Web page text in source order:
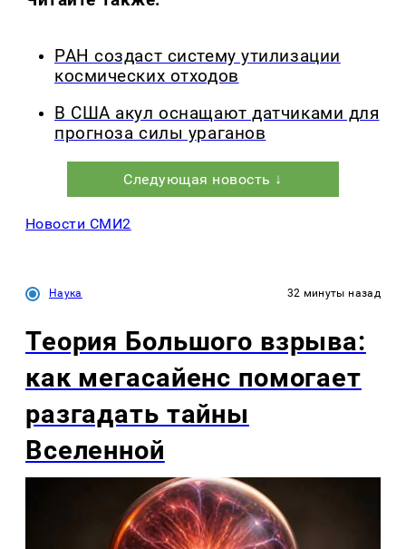
РАН создаст систему утилизации
космических отходов
В США акул оснащают датчиками для
прогноза силы ураганов
Следующая новость ↓
Новости СМИ2
Наука 32 минуты назад
Теория Большого взрыва:
как мегасайенс помогает
разгадать тайны
Вселенной